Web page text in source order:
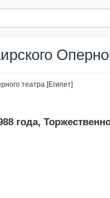
театра [Египет]
года,